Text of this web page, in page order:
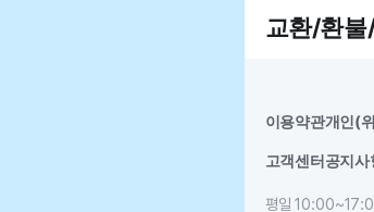
교환/환불
이용약관개인(
고객센터공지사
평일